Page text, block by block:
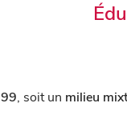
99, soit un milieu